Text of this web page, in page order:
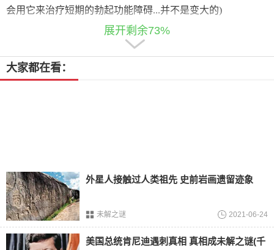
会用它来治疗短期的勃起功能障碍...并不是变大的)
原理：这种按摩法也叫“挤奶法”,已经在网络上流传了30多
原理：确实有研究发现，每天用这种牵拉器「拉鸡」 12 个小
时，6 个月后有些使用者的丁丁在勃起状态下确实变长了 1～
2 cm。
点评：这个，不就是那个拔苗助长嘛……连研究人员都怀
展开剩余73%
大家都在看：
外星人接触过人类祖先 史前岩画遗留迹象
未解之谜 2021-06-24
美国总统肯尼迪遇刺真相 真相成未解之谜(千